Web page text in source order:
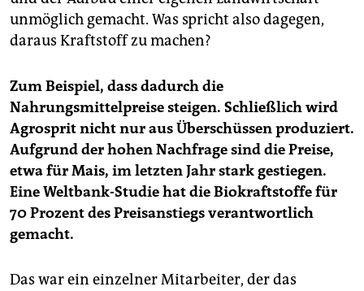
unmöglich gemacht. Was spricht also dagegen,
daraus Kraftstoff zu machen?
Zum Beispiel, dass dadurch die
Nahrungsmittelpreise steigen. Schließlich wird
Agrosprit nicht nur aus Überschüssen produziert.
Aufgrund der hohen Nachfrage sind die Preise,
etwa für Mais, im letzten Jahr stark gestiegen.
Eine Weltbank-Studie hat die Biokraftstoffe für
70 Prozent des Preisanstiegs verantwortlich
gemacht.
Das war ein einzelner Mitarbeiter, der das